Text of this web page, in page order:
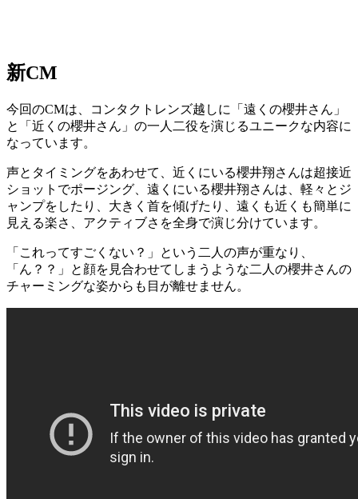
新CM
今回のCMは、コンタクトレンズ越しに「遠くの櫻井さん」
と「近くの櫻井さん」の一人二役を演じるユニークな内容に
なっています。
声とタイミングをあわせて、近くにいる櫻井翔さんは超接近
ショットでポージング、遠くにいる櫻井翔さんは、軽々とジ
ャンプをしたり、大きく首を傾げたり、遠くも近くも簡単に
見える楽さ、アクティブさを全身で演じ分けています。
「これってすごくない？」という二人の声が重なり、
「ん？？」と顔を見合わせてしまうような二人の櫻井さんの
チャーミングな姿からも目が離せません。